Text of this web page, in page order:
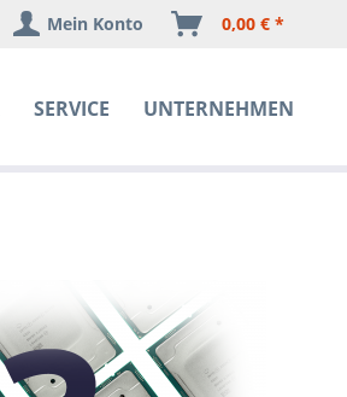
SERVICE UNTERNEHMEN
Deutschland
Mein Konto 0,00 € *